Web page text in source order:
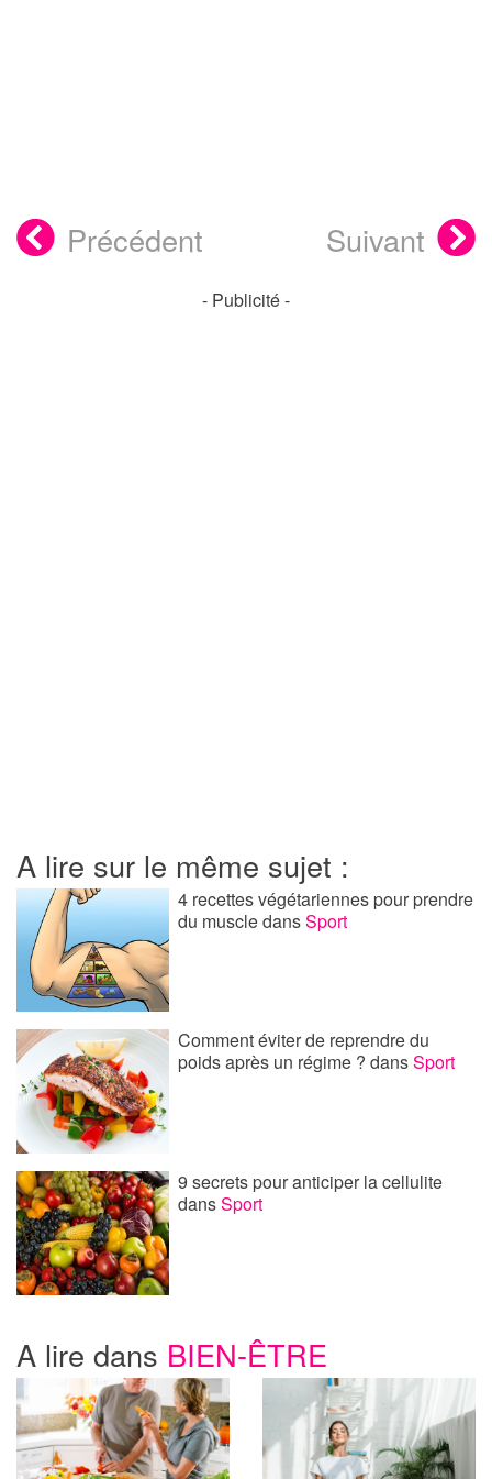
Précédent Suivant
- Publicité -
A lire sur le même sujet :
4 recettes végétariennes pour prendre
du muscledansSport
Comment éviter de reprendre du
poids après un régime ?dansSport
9 secrets pour anticiper la cellulite
dansSport
A lire dans BIEN-ÊTRE